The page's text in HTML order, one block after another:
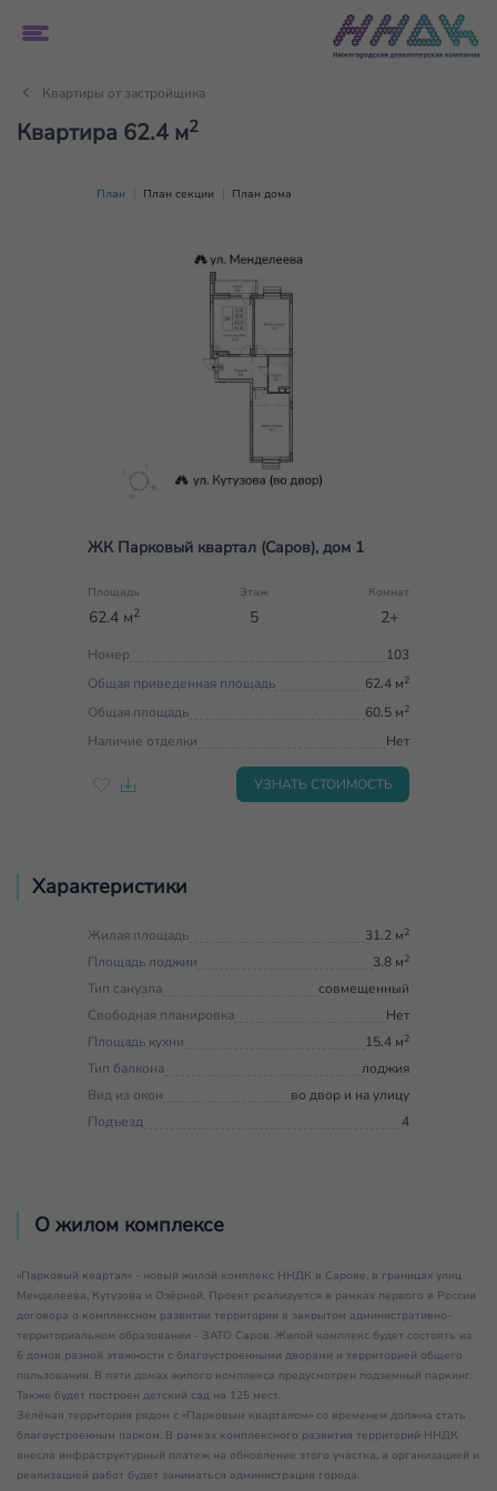
Квартиры от застройщика
Квартира 62.4 м2
План План секции План дома
ЖК Парковый квартал (Саров), дом 1
Площадь
62.4 м2
Этаж
5
Комнат
2+
Номер
103
Общая приведенная площадь
62.4 м2
Общая площадь 60.5 м2
Наличие отделки Нет
УЗНАТЬ СТОИМОСТЬ
Характеристики
Жилая площадь 31.2 м2
Площадь лоджии 3.8 м2
Тип санузла
совмещенный
Свободная планировка
Нет
Площадь кухни
15.4 м2
Тип балкона
лоджия
Вид из окон
во двор и на улицу
Подъезд
4
О жилом комплексе
«Парковый квартал» - новый жилой комплекс ННДК в Сарове, в границах улиц
Менделеева, Кутузова и Озёрной. Проект реализуется в рамках первого в России
договора о комплексном развитии территории в закрытом административно-
территориальном образовании - ЗАТО Саров. Жилой комплекс будет состоять из
6 домов разной этажности с благоустроенными дворами и территорией общего
пользования. В пяти домах жилого комплекса предусмотрен подземный паркинг.
Также будет построен детский сад на 125 мест.
Зелёная территория рядом с «Парковым кварталом» со временем должна стать
благоустроенным парком. В рамках комплексного развития территорий ННДК
внесла инфраструктурный платеж на обновление этого участка, а организацией и
реализацией работ будет заниматься администрация города.